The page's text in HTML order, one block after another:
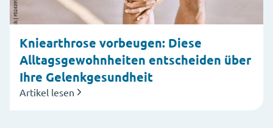
Kniearthrose vorbeugen: Diese
Alltagsgewohnheiten entscheiden über
Ihre Gelenkgesundheit
Artikel lesen